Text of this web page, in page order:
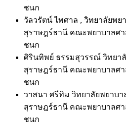
ชนก
วัลวรัตน์ ไพศาล , วิทยาลัยพ
สุราษฎร์ธานี คณะพยาบาลศ
ชนก
ศิรินทิพย์ ธรรมสุวรรณ์ วิทยา
สุราษฎร์ธานี คณะพยาบาลศ
ชนก
วาสนา ศรีทิม วิทยาลัยพยาบ
สุราษฎร์ธานี คณะพยาบาลศ
ชนก